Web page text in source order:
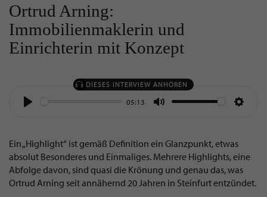
Ortrud Arning:
Immobilienmaklerin und
Einrichterin mit Konzept
DIESES INTERVIEW ANHÖREN
05:13
Ein „Highlight“ ist gemäß Definition ein Glanzpunkt, etwas
absolut Besonderes und Einmaliges. Mehrere Highlights, eine
Abfolge davon, sind quasi die Krönung und genau das, was
Ortrud Arning seit annähernd 20 Jahren in Steinfurt entzündet.